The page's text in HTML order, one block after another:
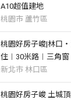
A10超值建地
桃園市 蘆竹區
桃園好房子峻|林口
住︱30米路︱三角窗
︱大地坪
新北市 林口區
桃園好房子峻 土城